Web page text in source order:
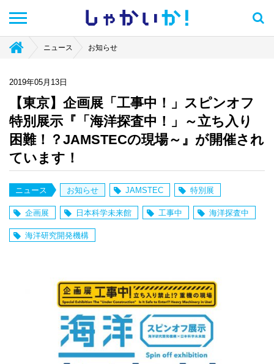
しゃかい か！
ニュース お知らせ
2019年05月13日
【東京】企画展「工事中！」スピンオフ
特別展示『「海洋探査中！」～立ち入り
困難！？JAMSTECの現場～』が開催され
ています！
ニュース お知らせ JAMSTEC 特別展
企画展 日本科学未来館 工事中 海洋探査中
海洋研究開発機構